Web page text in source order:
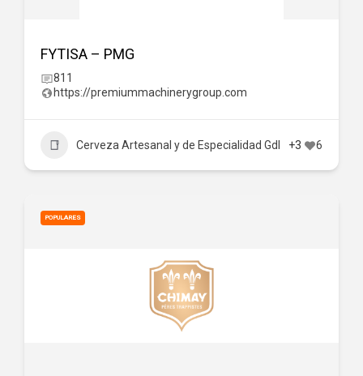
FYTISA – PMG
811
https://premiummachinerygroup.com
Cerveza Artesanal y de Especialidad Gdl +3 6
POPULARES